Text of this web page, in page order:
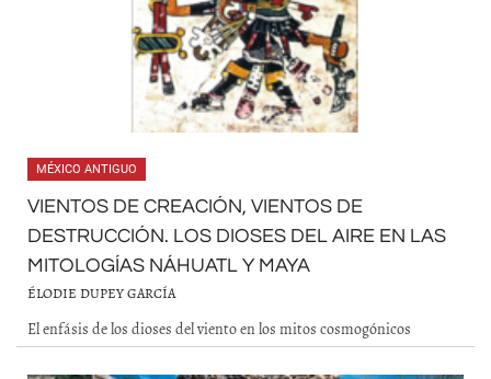
MÉXICO ANTIGUO
VIENTOS DE CREACIÓN, VIENTOS DE
DESTRUCCIÓN. LOS DIOSES DEL AIRE EN LAS
MITOLOGÍAS NÁHUATL Y MAYA
ÉLODIE DUPEY GARCÍA
El enfásis de los dioses del viento en los mitos cosmogónicos